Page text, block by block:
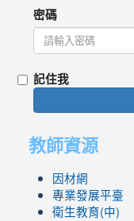
密碼
記住我
教師資源
因材網
專業發展平臺
衛生教育(中)